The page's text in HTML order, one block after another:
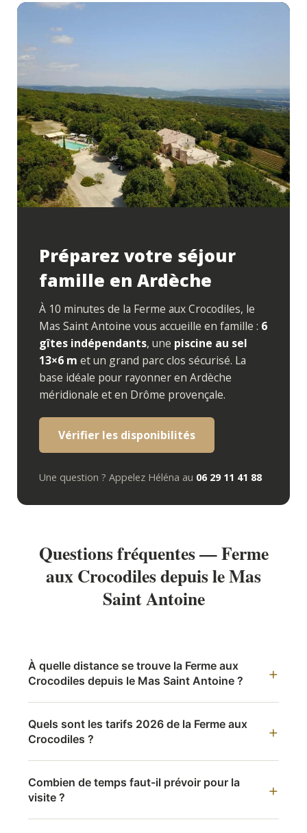
Préparez votre séjour
famille en Ardèche
À 10 minutes de la Ferme aux Crocodiles, le
Mas Saint Antoine vous accueille en famille : 6
gîtes indépendants, une piscine au sel
13×6 m et un grand parc clos sécurisé. La
base idéale pour rayonner en Ardèche
méridionale et en Drôme provençale.
Vérifier les disponibilités
Une question ? Appelez Héléna au 06 29 11 41 88
Questions fréquentes — Ferme
aux Crocodiles depuis le Mas
Saint Antoine
À quelle distance se trouve la Ferme aux
Crocodiles depuis le Mas Saint Antoine ?
Quels sont les tarifs 2026 de la Ferme aux
Crocodiles ?
Combien de temps faut-il prévoir pour la
visite ?